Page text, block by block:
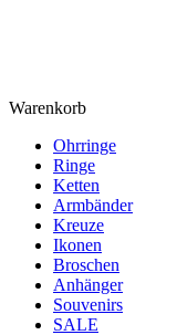
Warenkorb
Ohrringe
Ringe
Ketten
Armbänder
Kreuze
Ikonen
Broschen
Anhänger
Souvenirs
SALE